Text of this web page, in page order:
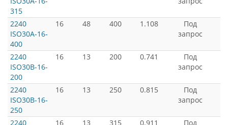
315
2240
ISO30A-16-
400
16 48 400 1.108
Под
запрос
2240
ISO30B-16-
200
16 13 200 0.741
Под
запрос
2240
ISO30B-16-
250
16 13 250 0.815
Под
запрос
2240
16 13 315 0.911
Под